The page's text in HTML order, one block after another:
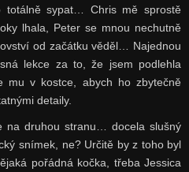
totálně sypat… Chris mě sprostě
lhala, Peter se mnou nechutně
od začátku věděl… Najednou
lekce za to, že jsem podlehla
mu v kostce, abych ho zbytečně
detaily.
na druhou stranu… docela slušný
snímek, ne? Určitě by z toho byl
pořádná kočka, třeba Jessica